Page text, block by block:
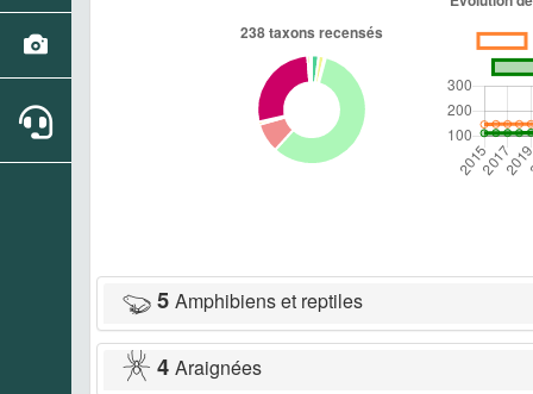
5 Amphibiens et reptiles
4 Araignées